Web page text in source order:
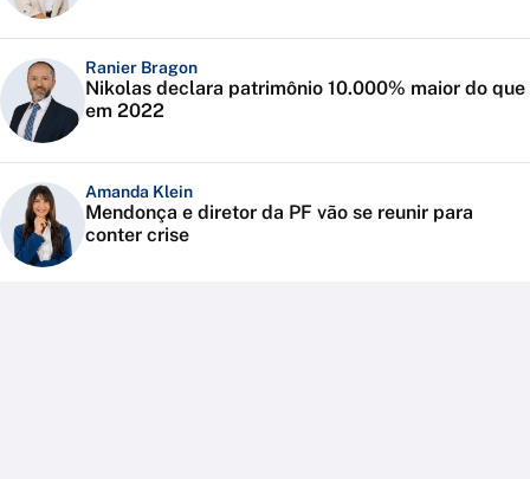
Ranier Bragon
Nikolas declara patrimônio 10.000% maior do que
em 2022
Amanda Klein
Mendonça e diretor da PF vão se reunir para
conter crise